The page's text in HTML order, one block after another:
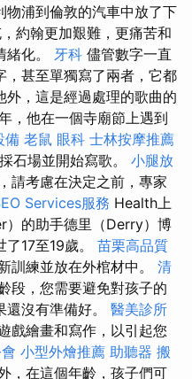
物浦到倫敦的汽車中放了下
約翰更加艱難，更痛苦和
化。 牙科 儘管數字一直
，甚至單獨寫了兩者，它都
，這是經過處理的歌曲的
，他在一個寺廟節上遇到
備 老鼠 眼科 士林按摩推薦
石場並開始寫歌。 小腿放
請考慮在決定之前，專家
Services服務 Health上
的助手德里（Derry）博
17至19歲。 苗栗高品質
訓練並放在外棺材中。 清
段，您需要避免對孩子的
沒有準備好。 醫美診所
戲繪畫和寫作，以引起您
小型外燴推薦 助聽器 搬
，在這個年齡，孩子們可